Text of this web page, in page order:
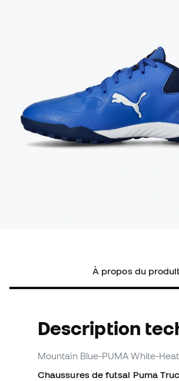
À propos du produit
Description
Mountain Blue-PUMA White-
Chaussures de futsal Puma